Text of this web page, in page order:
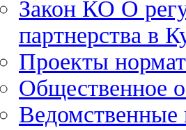
Закон КО О
партнерства в
Проекты
Общественное
Ведомственные